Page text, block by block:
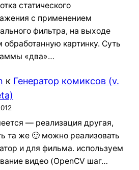
статического
с применением
фильтра, на выходе
обработанную картинку. Суть
«два»…
к Генератор комиксов (v.
— реализация другая,
та же 🙂 можно реализовать
и для фильма. используем
видео (OpenCV шаг…